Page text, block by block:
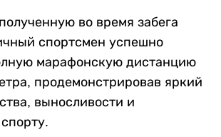
во время забега
спортсмен успешно
марафонскую дистанцию
продемонстрировав яркий
выносливости и